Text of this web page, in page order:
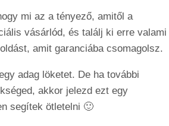
mi az a tényező, amitől a
vásárlód, és találj ki erre valami
amit garanciába csomagolsz.
adag löketet. De ha további
akkor jelezd ezt egy
segítek ötletelni 🙂